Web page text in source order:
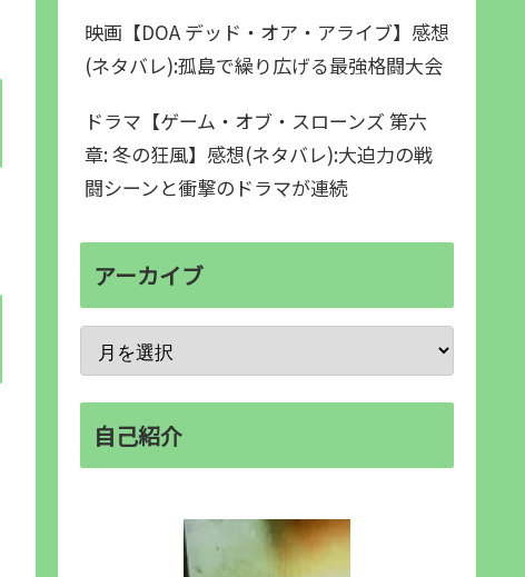
映画【DOA デッド・オア・アライブ】感想
(ネタバレ):孤島で繰り広げる最強格闘大会
ドラマ【ゲーム・オブ・スローンズ 第六
章: 冬の狂風】感想(ネタバレ):大迫力の戦
闘シーンと衝撃のドラマが連続
アーカイブ
自己紹介